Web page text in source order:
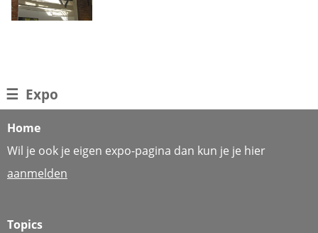
☰ Expo
Home
Wil je ook je eigen expo-pagina dan kun je je hier
aanmelden
Topics